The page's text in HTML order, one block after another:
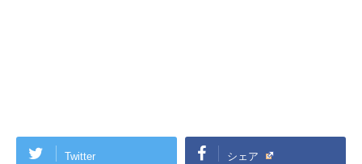
Twitter シェア